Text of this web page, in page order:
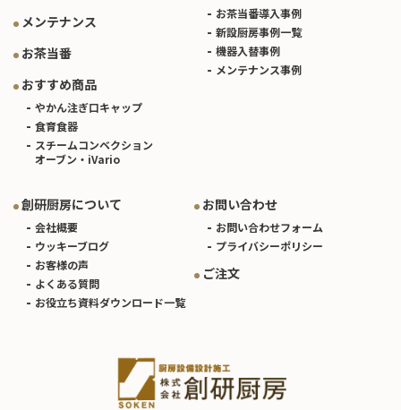
メンテナンス
お茶当番
おすすめ商品
やかん注ぎ口キャップ
食育食器
スチームコンベクション
オーブン・iVario
お茶当番導入事例
新設厨房事例一覧
機器入替事例
メンテナンス事例
創研厨房について
会社概要
ウッキーブログ
お客様の声
よくある質問
お役立ち資料ダウンロード一覧
お問い合わせ
お問い合わせフォーム
プライバシーポリシー
ご注文